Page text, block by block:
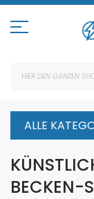
Direkt
Inhalt
ALLE
BECKEN-